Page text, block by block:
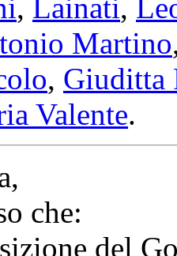
, Lainati,
Martino
, Giuditta
Valente.
che:
del